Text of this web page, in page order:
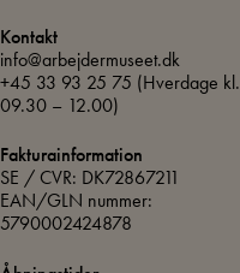
Kontakt
info@arbejdermuseet.dk
+45 33 93 25 75 (Hverdage kl.
09.30 – 12.00)
Fakturainformation
SE / CVR: DK72867211
EAN/GLN nummer:
5790002424878